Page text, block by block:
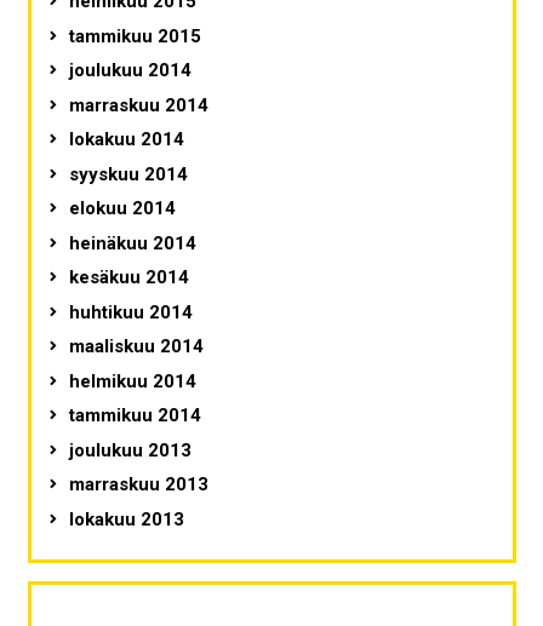
tammikuu 2015
joulukuu 2014
marraskuu 2014
lokakuu 2014
syyskuu 2014
elokuu 2014
heinäkuu 2014
kesäkuu 2014
huhtikuu 2014
maaliskuu 2014
helmikuu 2014
tammikuu 2014
joulukuu 2013
marraskuu 2013
lokakuu 2013